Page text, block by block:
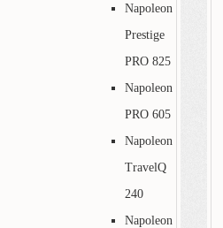
Napoleon
Prestige
PRO 825
Napoleon
PRO 605
Napoleon
TravelQ
240
Napoleon